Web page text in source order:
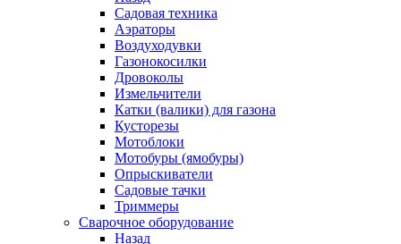
Садовая техника
Аэраторы
Воздуходувки
Газонокосилки
Дровоколы
Измельчители
Катки (валики) для газона
Кусторезы
Мотоблоки
Мотобуры (ямобуры)
Опрыскиватели
Садовые тачки
Триммеры
Сварочное оборудование
Назад